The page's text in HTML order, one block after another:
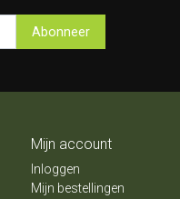
Abonneer
Mijn account
Inloggen
Mijn bestellingen